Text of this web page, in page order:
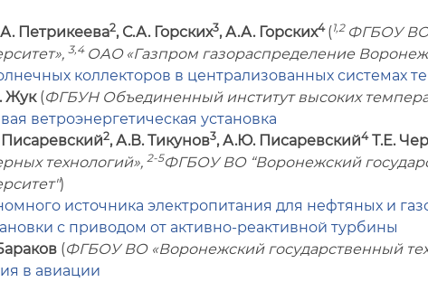
Петрикеева2, С.А. Горских3, А.А. Горских4 (1,2 ФГБОУ ВО
3,4 ОАО «Газпром газораспределение
коллекторов в централизованных системах
Жук(ФГБУН Объединенный институт высоких
ветроэнергетическая установка
2, А.В. Тикунов3, А.Ю. Писаревский4Т.Е.
технологий», 2-5ФГБОУ ВО “Воронежский
)
источника электропитания для нефтяных и
с приводом от активно-реактивной турбины
(ФГБОУ ВО «Воронежский государственный
в авиации